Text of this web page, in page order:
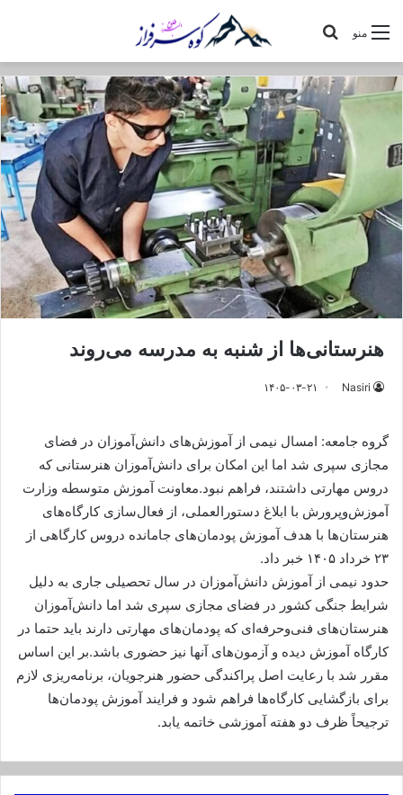
منو
هنرستانی‌ها از شنبه به مدرسه می‌روند
Nasiri ۱۴۰۵-۰۳-۲۱
گروه جامعه: امسال نیمی از آموزش‌های دانش‌آموزان در فضای
مجازی سپری شد اما این امکان برای دانش‌آموزان هنرستانی که
دروس مهارتی داشتند، فراهم نبود.معاونت آموزش متوسطه وزارت
آموزش‌وپرورش با ابلاغ دستورالعملی، از فعال‌سازی کارگاه‌های
هنرستان‌ها با هدف آموزش پودمان‌های جامانده دروس کارگاهی از
۲۳ خرداد ۱۴۰۵ خبر داد.
حدود نیمی از آموزش دانش‌آموزان در سال تحصیلی جاری به دلیل
شرایط جنگی کشور در فضای مجازی سپری شد اما دانش‌آموزان
هنرستان‌های فنی‌وحرفه‌ای که پودمان‌های مهارتی دارند باید حتما در
کارگاه آموزش دیده و آزمون‌های آنها نیز حضوری باشد.بر این اساس
مقرر شد با رعایت اصل پراکندگی حضور هنرجویان، برنامه‌ریزی لازم
برای بازگشایی کارگاه‌ها فراهم شود و فرایند آموزش پودمان‌ها
ترجیحاً ظرف دو هفته آموزشی خاتمه یابد.